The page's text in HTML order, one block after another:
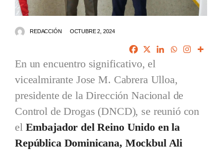
REDACCIÓN OCTUBRE 2, 2024
En un encuentro significativo, el
vicealmirante Jose M. Cabrera Ulloa,
presidente de la Dirección Nacional de
Control de Drogas (DNCD), se reunió con
el Embajador del Reino Unido en la
República Dominicana, Mockbul Ali